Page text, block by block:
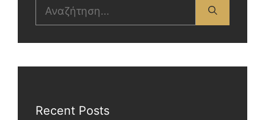
Recent Posts